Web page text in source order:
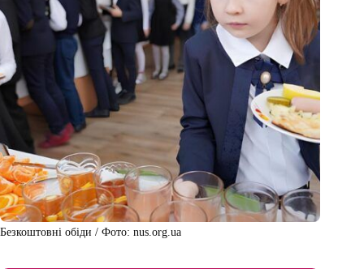
Безкоштовні обіди / Фото: nus.org.ua